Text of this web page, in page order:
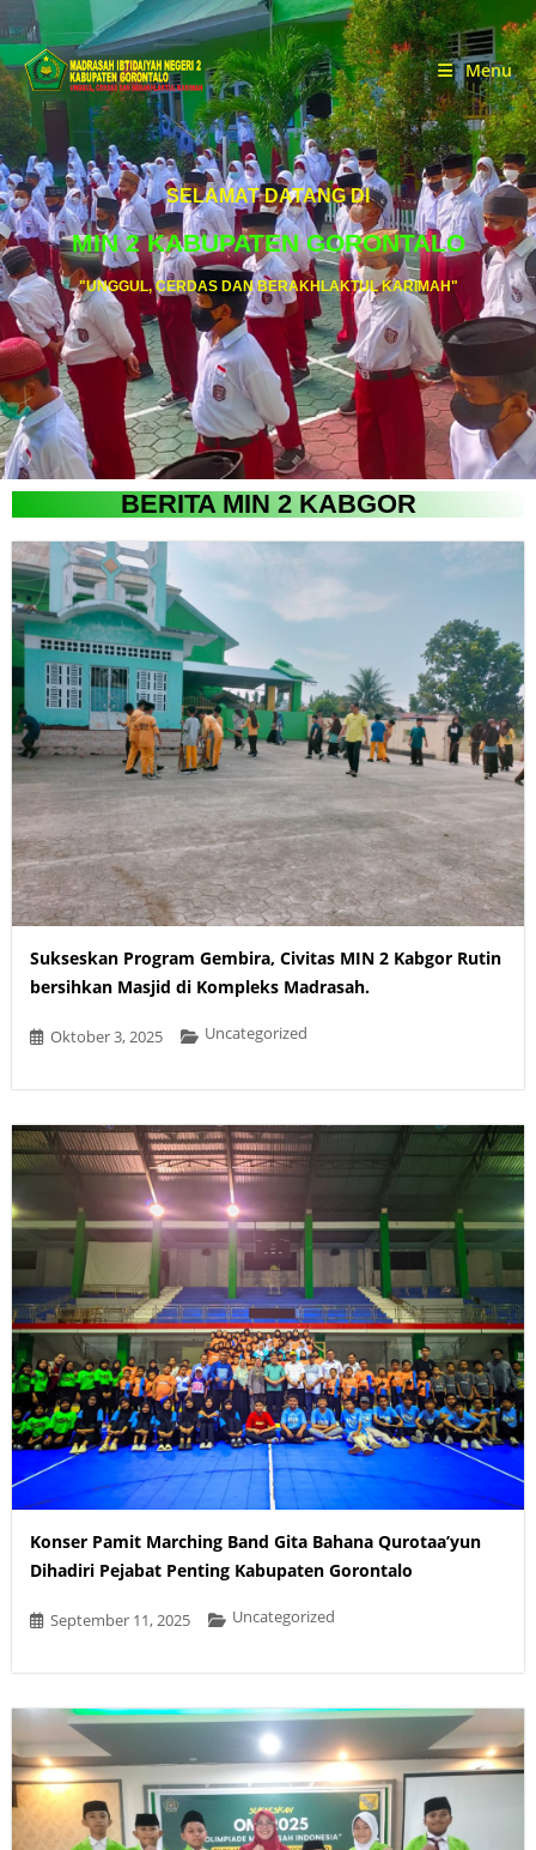
Menu
SELAMAT DATANG DI
MIN 2 KABUPATEN GORONTALO
"UNGGUL, CERDAS DAN BERAKHLAKTUL KARIMAH"
BERITA MIN 2 KABGOR
Sukseskan Program Gembira, Civitas MIN 2 Kabgor Rutin
bersihkan Masjid di Kompleks Madrasah.
Oktober 3, 2025 Uncategorized
Konser Pamit Marching Band Gita Bahana Qurotaa’yun
Dihadiri Pejabat Penting Kabupaten Gorontalo
September 11, 2025 Uncategorized